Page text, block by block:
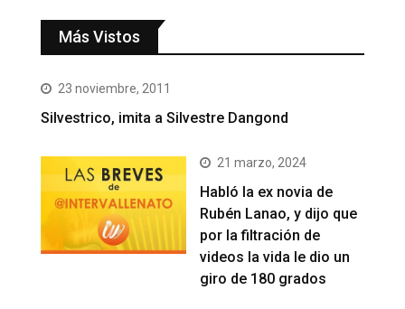
Más Vistos
23 noviembre, 2011
Silvestrico, imita a Silvestre Dangond
21 marzo, 2024
Habló la ex novia de
Rubén Lanao, y dijo que
por la filtración de
videos la vida le dio un
giro de 180 grados